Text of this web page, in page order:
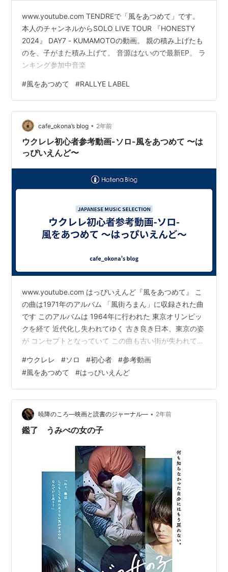
www.youtube.com TENDREで「風をあつめて」です。
本人のチャンネルからSOLO LIVE TOUR 『HONESTY
2024』 DAY7 - KUMAMOTOの動画。 親の積み上げたも
のを、子がまた積み上げて。 音源はないので最新EP。 ラ
ンキング参加中音楽
#風をあつめて #RALLYE LABEL
cafe_okona’s blog • 2年前
ウクレレ初心者参考動画-ソロ-風をあつめて 〜は
っぴいえんど〜
www.youtube.com はっぴいえんど『風をあつめて』 こ
の曲は1971年のアルバム 「風街ろまん」に収録された曲
です このアルバムは 1964年に行われた 東京オリンピッ
クを経て 近代化し失われてゆく 古き良き日本、東京の姿
が コンセプトとなっていて この曲も古い街が失われてい
て 全て日本語で書かれており なんともいえない ゆるー
い感じで 力を抜いて聞ける曲です♪
store.shopping.yahoo.co.jp
#ウクレレ #ソロ #初心者 #参考動画
#風をあつめて #はっぴいえんど
暁降のころ―映画と読書のジャーナル― • 2年前
鑑了 うみべの女の子